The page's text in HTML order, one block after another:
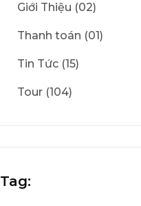
Giới Thiệu (02)
Thanh toán (01)
Tin Tức (15)
Tour (104)
Tag: